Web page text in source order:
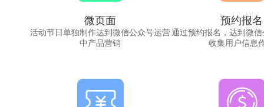
微页面
活动节日单独制作达到微信公众号运营
中产品营销
预约报名
通过预约报名，达到微
收集用户信息